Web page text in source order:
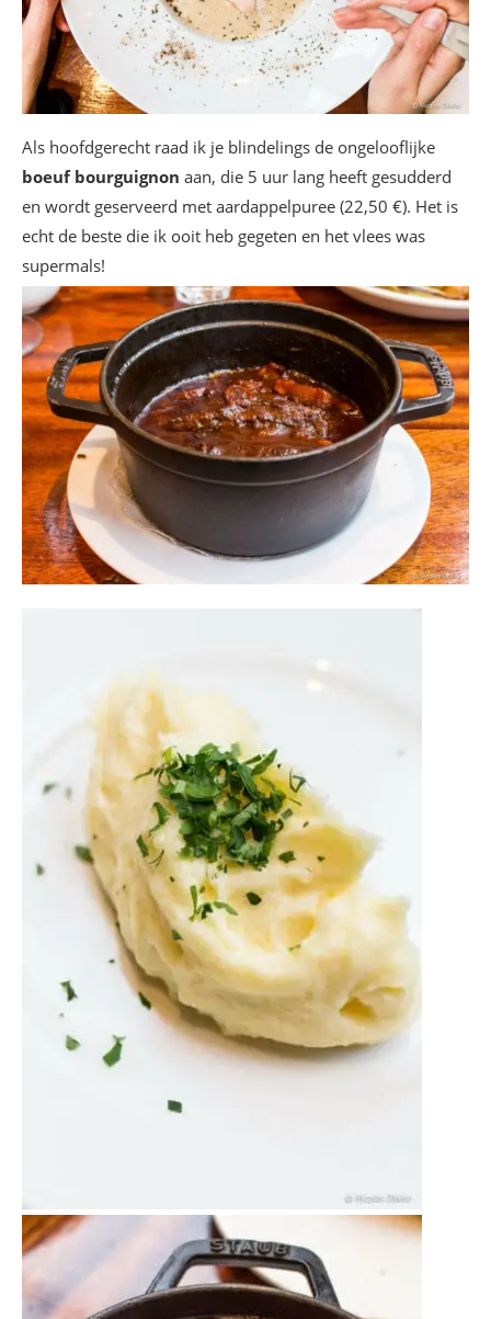
Als hoofdgerecht raad ik je blindelings de ongelooflijke
boeuf bourguignon aan, die 5 uur lang heeft gesudderd
en wordt geserveerd met aardappelpuree (22,50 €). Het is
echt de beste die ik ooit heb gegeten en het vlees was
supermals!